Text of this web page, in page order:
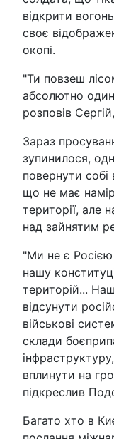
відкрити
своє
окопі.
"Ти повзеш
абсолютно
розповів
Зараз
зупинилося,
повернути собі
що не має
території, але
над зайнятим
"Ми не є
нашу
територій...
відсунути
військові
склади
вплинути на
підкреслив
Багато хто в